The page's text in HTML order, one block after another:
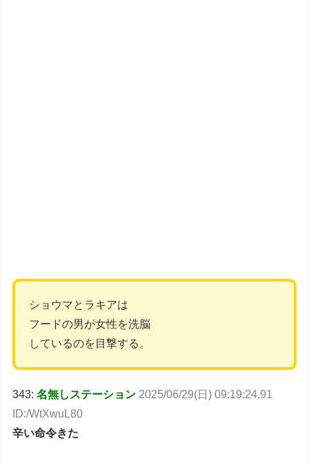
ショウマとラキアは
フードの男が女性を洗脳
しているのを目撃する。
343:名無しステーション 2025/06/29(日) 09:19:24.91
ID:/WtXwuL80
辛い命令きた